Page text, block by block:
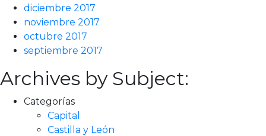
diciembre 2017
noviembre 2017
octubre 2017
septiembre 2017
Archives by Subject:
Categorías
Capital
Castilla y León